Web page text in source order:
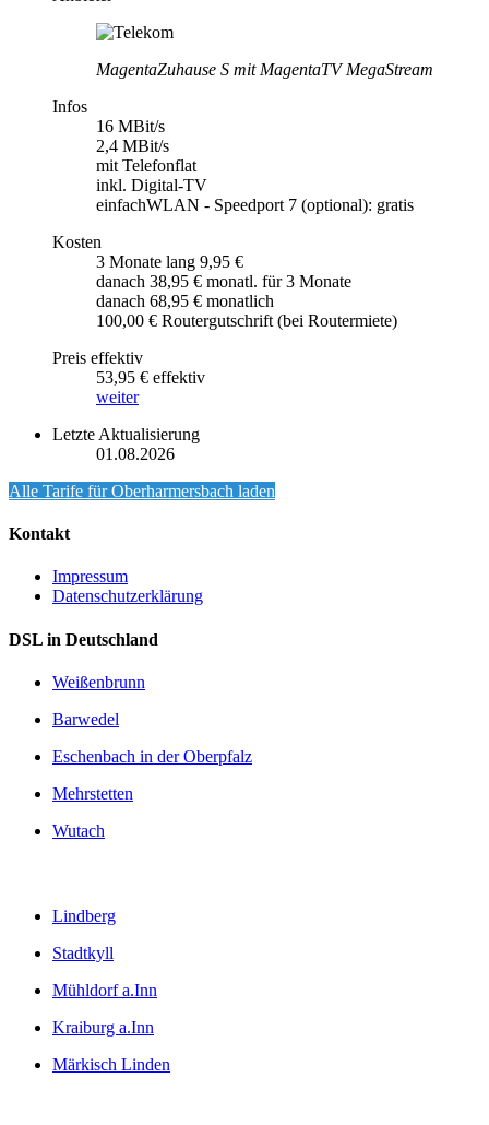
MagentaZuhause S mit MagentaTV MegaStream
Infos
16 MBit/s
2,4 MBit/s
mit Telefonflat
inkl. Digital-TV
einfachWLAN - Speedport 7 (optional): gratis
Kosten
3 Monate lang 9,95 €
danach 38,95 € monatl. für 3 Monate
danach 68,95 € monatlich
100,00 € Routergutschrift (bei Routermiete)
Preis effektiv
53,95 € effektiv
weiter
Letzte Aktualisierung
01.08.2026
Alle Tarife fürOberharmersbach laden
Kontakt
Impressum
Datenschutzerklärung
DSL in Deutschland
Weißenbrunn
Barwedel
Eschenbach in der Oberpfalz
Mehrstetten
Wutach
Lindberg
Stadtkyll
Mühldorf a.Inn
Kraiburg a.Inn
Märkisch Linden